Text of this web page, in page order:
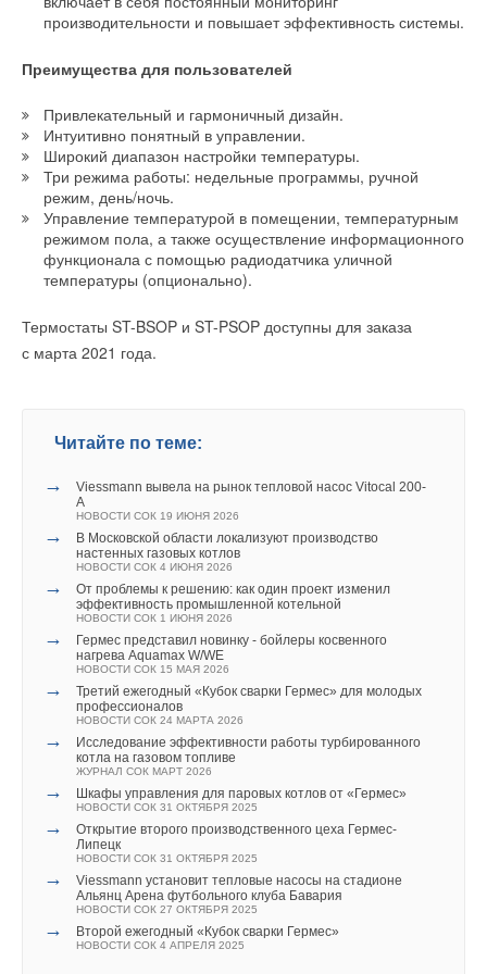
производительности и повышает эффективность системы.
Преимущества для пользователей
Привлекательный и гармоничный дизайн.
Интуитивно понятный в управлении.
Широкий диапазон настройки температуры.
Три режима работы: недельные программы, ручной
режим, день/ночь.
Управление температурой в помещении, температурным
режимом пола, а также осуществление информационного
функционала с помощью радиодатчика уличной
температуры (опционально).
Термостаты ST-BSOP и ST-PSOP доступны для заказа
с марта 2021 года.
Читайте по теме:
→
Viessmann вывела на рынок тепловой насос Vitocal 200-
A
НОВОСТИ СОК 19 ИЮНЯ 2026
→
В Московской области локализуют производство
настенных газовых котлов
НОВОСТИ СОК 4 ИЮНЯ 2026
→
От проблемы к решению: как один проект изменил
эффективность промышленной котельной
НОВОСТИ СОК 1 ИЮНЯ 2026
→
Гермес представил новинку - бойлеры косвенного
нагрева Aquamax W/WE
НОВОСТИ СОК 15 МАЯ 2026
→
Третий ежегодный «Кубок сварки Гермес» для молодых
профессионалов
НОВОСТИ СОК 24 МАРТА 2026
→
Исследование эффективности работы турбированного
котла на газовом топливе
ЖУРНАЛ СОК МАРТ 2026
→ Шкафы управления для паровых котлов от «Гермес»
НОВОСТИ СОК 31 ОКТЯБРЯ 2025
→
Открытие второго производственного цеха Гермес-
Липецк
НОВОСТИ СОК 31 ОКТЯБРЯ 2025
→
Viessmann установит тепловые насосы на стадионе
Альянц Арена футбольного клуба Бавария
НОВОСТИ СОК 27 ОКТЯБРЯ 2025
→ Второй ежегодный «Кубок сварки Гермес»
НОВОСТИ СОК 4 АПРЕЛЯ 2025
→
Германия подключила более 1 ГВт морской
ветроэнергетики за полгода
НОВОСТИ СОК 22 ИЮЛЯ 2026
ёмкостью 9 ГВт*ч
Уведомления отключены
Комментарии
В этой теме еще нет комментариев
Ваше имя *
Ваш E-mail *
Текст комментария
Комментарии
В этой теме еще нет комментариев
Добавить комментарий
Текст комментария